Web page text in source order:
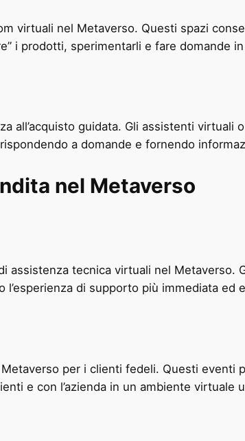
virtuali nel Metaverso. Questi spazi
i prodotti, sperimentarli e fare domande
all’acquisto guidata. Gli assistenti virtuali
a domande e fornendo
nel Metaverso
assistenza tecnica virtuali nel Metaverso.
di supporto più immediata ed
per i clienti fedeli. Questi eventi
e con l’azienda in un ambiente virtuale